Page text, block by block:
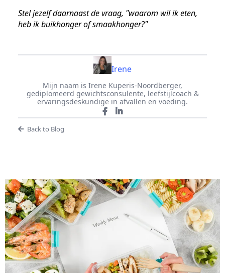
Stel jezelf daarnaast de vraag, "waarom wil ik eten,
heb ik buikhonger of smaakhonger?"
Irene
Mijn naam is Irene Kuperis-Noordberger,
gediplomeerd gewichtsconsulente, leefstijlcoach &
ervaringsdeskundige in afvallen en voeding.
Back to Blog